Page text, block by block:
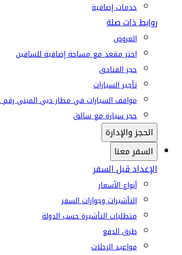
خدمات إضافية
روابط ذات صلة
العروض
اختر مقعد مع مساحة إضافية للساقين
حجز الفنادق
تأجير السيارات
مواقف السيارات في مطار دبي المبنى رقم 2
حجز سيارة مع سائق
الحجز والإدارة
السفر معنا
الإعداد قبل السفر
أنواع الأسعار
التأشيرات وجوازات السفر
متطلبات التأشيرة حسب الدولة
طرق الدفع
مواعيد الرحلات